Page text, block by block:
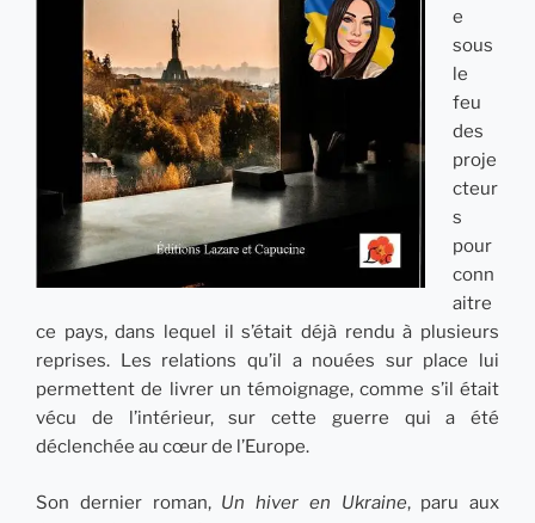
e
sous
le
feu
des
proje
cteur
s
pour
conn
aitre
ce pays, dans lequel il s’était déjà rendu à plusieurs
reprises. Les relations qu’il a nouées sur place lui
permettent de livrer un témoignage, comme s’il était
vécu de l’intérieur, sur cette guerre qui a été
déclenchée au cœur de l’Europe.
Son dernier roman, Un hiver en Ukraine, paru aux